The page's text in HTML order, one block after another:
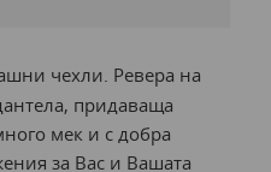
чехли. Ревера на
придаваща
мек и с добра
за Вас и Вашата